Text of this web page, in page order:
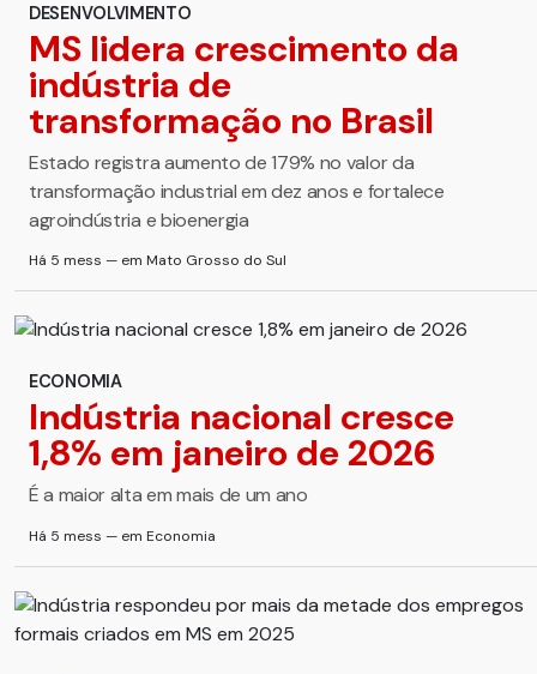
DESENVOLVIMENTO
MS lidera crescimento da
indústria de
transformação no Brasil
Estado registra aumento de 179% no valor da
transformação industrial em dez anos e fortalece
agroindústria e bioenergia
Há 5 mess — em Mato Grosso do Sul
ECONOMIA
Indústria nacional cresce
1,8% em janeiro de 2026
É a maior alta em mais de um ano
Há 5 mess — em Economia